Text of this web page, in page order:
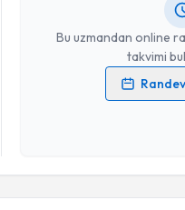
Bu uzmandan online
takvimi
Kişisel verilerimin
Takvim
Randevu Takvimi Talebi